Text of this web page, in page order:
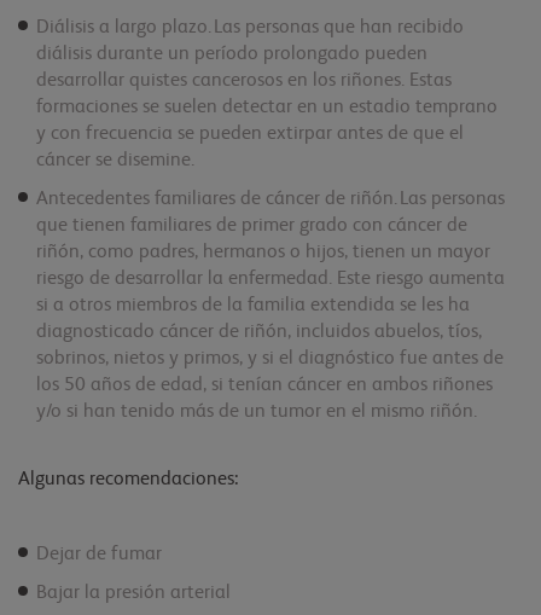
Diálisis a largo plazo. Las personas que han recibido
diálisis durante un período prolongado pueden
desarrollar quistes cancerosos en los riñones. Estas
formaciones se suelen detectar en un estadio temprano
y con frecuencia se pueden extirpar antes de que el
cáncer se disemine.
Antecedentes familiares de cáncer de riñón. Las personas
que tienen familiares de primer grado con cáncer de
riñón, como padres, hermanos o hijos, tienen un mayor
riesgo de desarrollar la enfermedad. Este riesgo aumenta
si a otros miembros de la familia extendida se les ha
diagnosticado cáncer de riñón, incluidos abuelos, tíos,
sobrinos, nietos y primos, y si el diagnóstico fue antes de
los 50 años de edad, si tenían cáncer en ambos riñones
y/o si han tenido más de un tumor en el mismo riñón.
Algunas recomendaciones:
Dejar de fumar
Bajar la presión arterial